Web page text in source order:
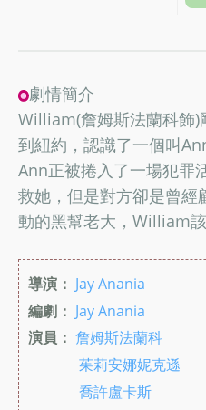
劇情簡介
William(詹姆斯法蘭科飾)
到紐約，認識了一個叫
Ann正被捲入了一場犯罪
救她，但是對方卻是曾經
動的黑幫老大，William
導演： Jay Anania
編劇： Jay Anania
演員： 詹姆斯法蘭科
茱莉安娜妮克遜
喬許盧卡斯